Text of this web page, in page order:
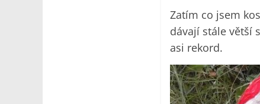
Zatím co jsem
dávají stále větší
asi rekord.